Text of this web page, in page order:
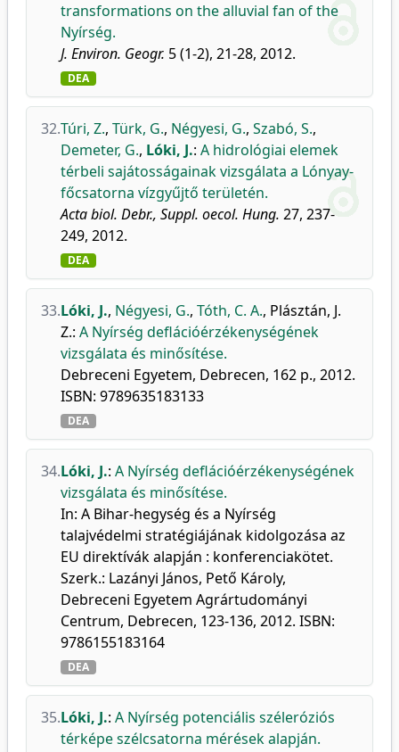
transformations on the alluvial fan of the
Nyírség.
J. Environ. Geogr. 5 (1-2), 21-28, 2012.
DEA
32.Túri, Z., Türk, G., Négyesi, G., Szabó, S.,
Demeter, G., Lóki, J.: A hidrológiai elemek
térbeli sajátosságainak vizsgálata a Lónyay-
főcsatorna vízgyűjtő területén.
Acta biol. Debr., Suppl. oecol. Hung. 27, 237-
249, 2012.
DEA
33.Lóki, J., Négyesi, G., Tóth, C. A., Plásztán, J.
Z.: A Nyírség deflációérzékenységének
vizsgálata és minősítése.
Debreceni Egyetem, Debrecen, 162 p., 2012.
ISBN: 9789635183133
DEA
34.Lóki, J.: A Nyírség deflációérzékenységének
vizsgálata és minősítése.
In: A Bihar-hegység és a Nyírség
talajvédelmi stratégiájának kidolgozása az
EU direktívák alapján : konferenciakötet.
Szerk.: Lazányi János, Pető Károly,
Debreceni Egyetem Agrártudományi
Centrum, Debrecen, 123-136, 2012. ISBN:
9786155183164
DEA
35.Lóki, J.: A Nyírség potenciális széleróziós
térképe szélcsatorna mérések alapján.